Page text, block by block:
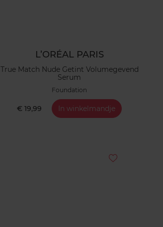
L’ORÉAL PARIS
True Match Nude Getint Volumegevend
Serum
Foundation
€ 19,99 In winkelmandje